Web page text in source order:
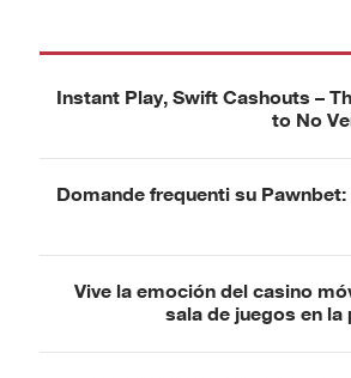
Instant Play, Swift Cashouts –
to No
Domande frequenti su
Vive la emoción del casino
sala de juegos en la